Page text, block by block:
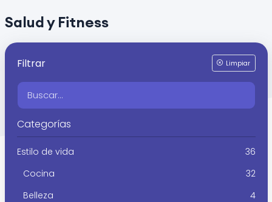
Salud y Fitness
Filtrar Limpiar
Categorías
Estilo de vida
36
Cocina
32
Belleza
4